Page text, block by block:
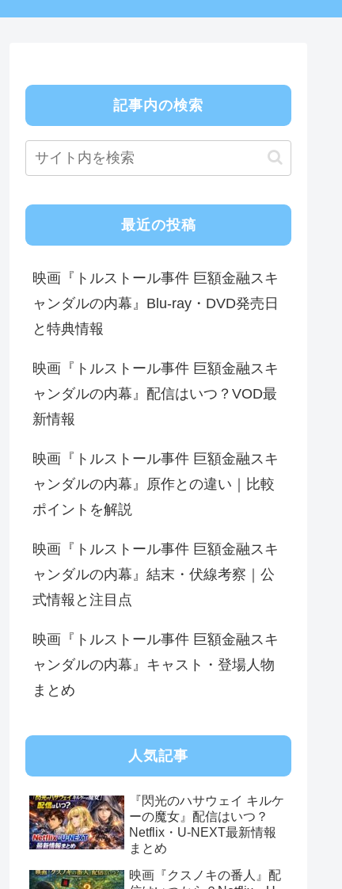
記事内の検索
最近の投稿
映画『トルストール事件 巨額金融スキ
ャンダルの内幕』Blu-ray・DVD発売日
と特典情報
映画『トルストール事件 巨額金融スキ
ャンダルの内幕』配信はいつ？VOD最
新情報
映画『トルストール事件 巨額金融スキ
ャンダルの内幕』原作との違い｜比較
ポイントを解説
映画『トルストール事件 巨額金融スキ
ャンダルの内幕』結末・伏線考察｜公
式情報と注目点
映画『トルストール事件 巨額金融スキ
ャンダルの内幕』キャスト・登場人物
まとめ
人気記事
『閃光のハサウェイ キルケ
ーの魔女』配信はいつ？
Netflix・U-NEXT最新情報
まとめ
映画『クスノキの番人』配